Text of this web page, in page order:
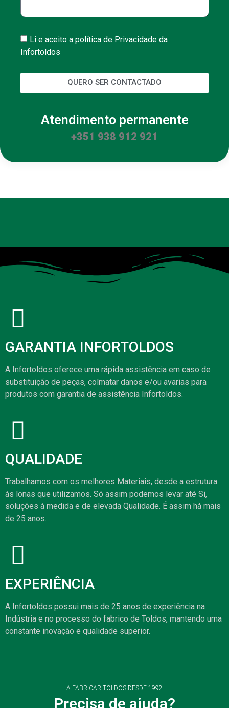
Li e aceito a política de Privacidade da
Infortoldos
QUERO SER CONTACTADO
Atendimento permanente
+351 938 912 921
GARANTIA INFORTOLDOS
A Infortoldos oferece uma rápida assistência em caso de
substituição de peças, colmatar danos e/ou avarias para
produtos com garantia de assistência Infortoldos.
QUALIDADE
Trabalhamos com os melhores Materiais, desde a estrutura
às lonas que utilizamos. Só assim podemos levar até Si,
soluções à medida e de elevada Qualidade. É assim há mais
de 25 anos.
EXPERIÊNCIA
A Infortoldos possui mais de 25 anos de experiência na
Indústria e no processo do fabrico de Toldos, mantendo uma
constante inovação e qualidade superior.
A FABRICAR TOLDOS DESDE 1992
Precisa de ajuda?